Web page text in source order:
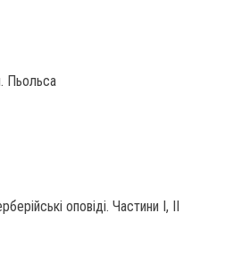
Пьольса
оповіді. Частини І, ІІ